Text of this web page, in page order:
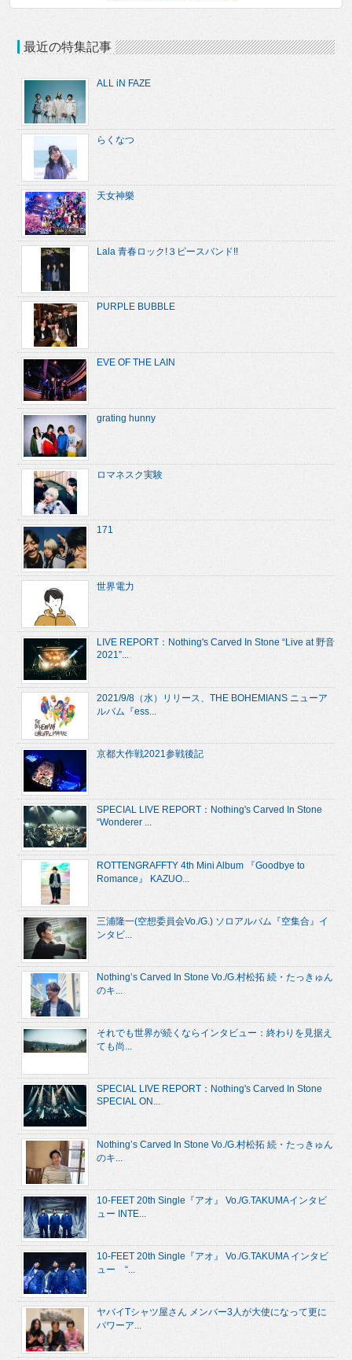
最近の特集記事
ALL iN FAZE
らくなつ
天女神樂
Lala 青春ロック!３ピースバンド!!
PURPLE BUBBLE
EVE OF THE LAIN
grating hunny
ロマネスク実験
171
世界電力
LIVE REPORT：Nothing's Carved In Stone “Live at 野音
2021”...
2021/9/8（水）リリース、THE BOHEMIANS ニューア
ルバム『ess...
京都大作戦2021参戦後記
SPECIAL LIVE REPORT：Nothing's Carved In Stone
“Wonderer ...
ROTTENGRAFFTY 4th Mini Album 『Goodbye to
Romance』 KAZUO...
三浦隆一(空想委員会Vo./G.) ソロアルバム『空集合』イ
ンタビ...
Nothing’s Carved In Stone Vo./G.村松拓 続・たっきゅん
のキ...
それでも世界が続くならインタビュー：終わりを見据え
ても尚...
SPECIAL LIVE REPORT：Nothing's Carved In Stone
SPECIAL ON...
Nothing’s Carved In Stone Vo./G.村松拓 続・たっきゅん
のキ...
10-FEET 20th Single『アオ』 Vo./G.TAKUMAインタビ
ュー INTE...
10-FEET 20th Single『アオ』 Vo./G.TAKUMA インタビ
ュー “...
ヤバイTシャツ屋さん メンバー3人が大使になって更に
パワーア...